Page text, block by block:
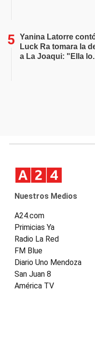
Yanina Latorre
Luck Ra tomara la
a La Joaqui: "Ella
Nuestros Medios
A24.com
Primicias Ya
Radio La Red
FM Blue
Diario Uno Mendoza
San Juan 8
América TV